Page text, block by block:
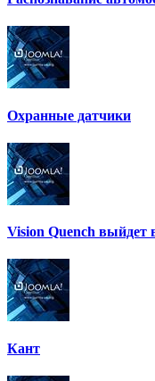
Охранные датчики
Vision Quench выйдет
Кант